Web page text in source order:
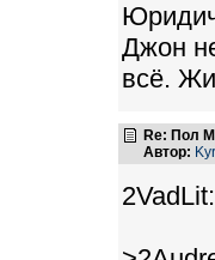
Джон
всё.
Re: Пол
Автор:
2VadLit: